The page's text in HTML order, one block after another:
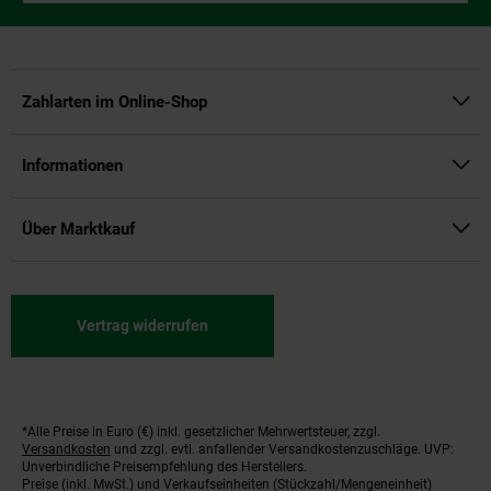
Zahlarten im Online-Shop
Informationen
Über Marktkauf
Vertrag widerrufen
Fußnoten
*Alle Preise in Euro (€) inkl. gesetzlicher Mehrwertsteuer, zzgl.
Versandkosten und zzgl. evtl. anfallender Versandkostenzuschläge. UVP:
Unverbindliche Preisempfehlung des Herstellers.
Preise (inkl. MwSt.) und Verkaufseinheiten (Stückzahl/Mengeneinheit)